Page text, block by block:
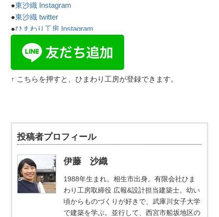
●東沙織 Instagram
●東沙織 twitter
●ひまわり工房 Instagram
↑ こちらを押すと、ひまわり工房が登録できます。
投稿者プロフィール
伊藤 沙織
1988年生まれ。相生市出身。有限会社ひま
わり工房取締役 広報&設計担当建築士。幼い
頃からものづくりが好きで、武庫川女子大学
で建築を学ぶ。並行して、西宮市船坂地区の